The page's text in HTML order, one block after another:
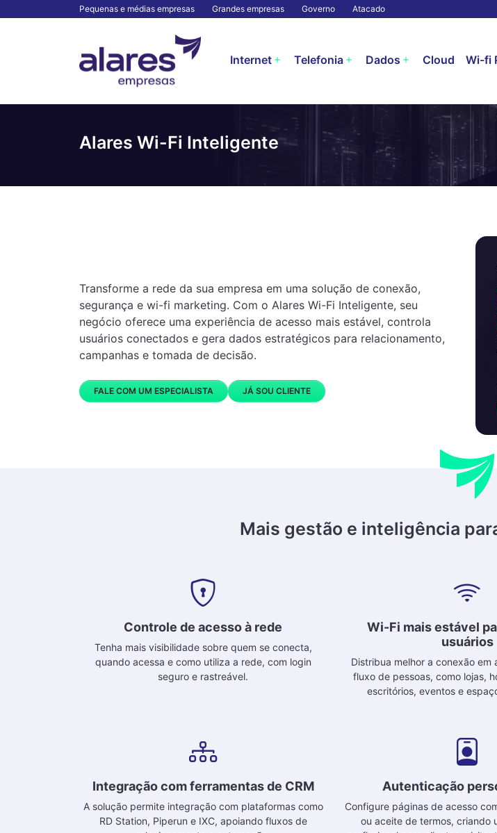
Pequenas e médias empresas Grandes empresas Governo Atacado
Internet Telefonia Dados Cloud Wi-fi
Alares Wi-Fi Inteligente
Transforme a rede da sua empresa em uma solução de conexão,
segurança e wi-fi marketing. Com o Alares Wi-Fi Inteligente, seu
negócio oferece uma experiência de acesso mais estável, controla
usuários conectados e gera dados estratégicos para relacionamento,
campanhas e tomada de decisão.
FALE COM UM ESPECIALISTA JÁ SOU CLIENTE
Mais gestão e inteligência
Controle de acesso à rede
Tenha mais visibilidade sobre quem se conecta,
quando acessa e como utiliza a rede, com login
seguro e rastreável.
Wi-Fi mais estável
usuários
Distribua melhor a conexão em
fluxo de pessoas, como lojas,
escritórios, eventos e
Integração com ferramentas de CRM
A solução permite integração com plataformas como
RD Station, Piperun e IXC, apoiando fluxos de
Autenticação
Configure páginas de acesso
ou aceite de termos, criando